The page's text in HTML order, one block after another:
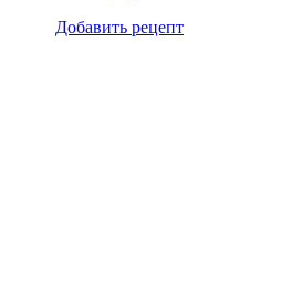
Добавить рецепт